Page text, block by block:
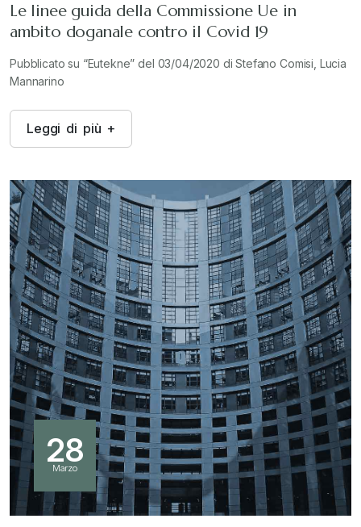
Le linee guida della Commissione Ue in
ambito doganale contro il Covid 19
Pubblicato su “Eutekne” del 03/04/2020 di Stefano Comisi, Lucia
Mannarino
Leggi di più +
28
Marzo